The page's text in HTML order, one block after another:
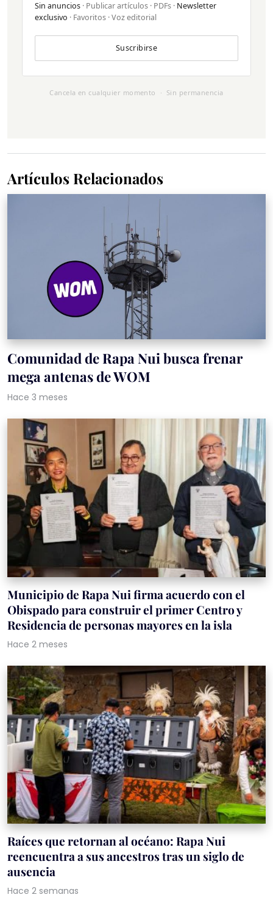
Sin anuncios · Publicar artículos · PDFs · Newsletter
exclusivo · Favoritos · Voz editorial
Suscribirse
Cancela en cualquier momento · Sin permanencia
Artículos Relacionados
Comunidad de Rapa Nui busca frenar
mega antenas de WOM
Hace 3 meses
Municipio de Rapa Nui firma acuerdo con el
Obispado para construir el primer Centro y
Residencia de personas mayores en la isla
Hace 2 meses
Raíces que retornan al océano: Rapa Nui
reencuentra a sus ancestros tras un siglo de
ausencia
Hace 2 semanas